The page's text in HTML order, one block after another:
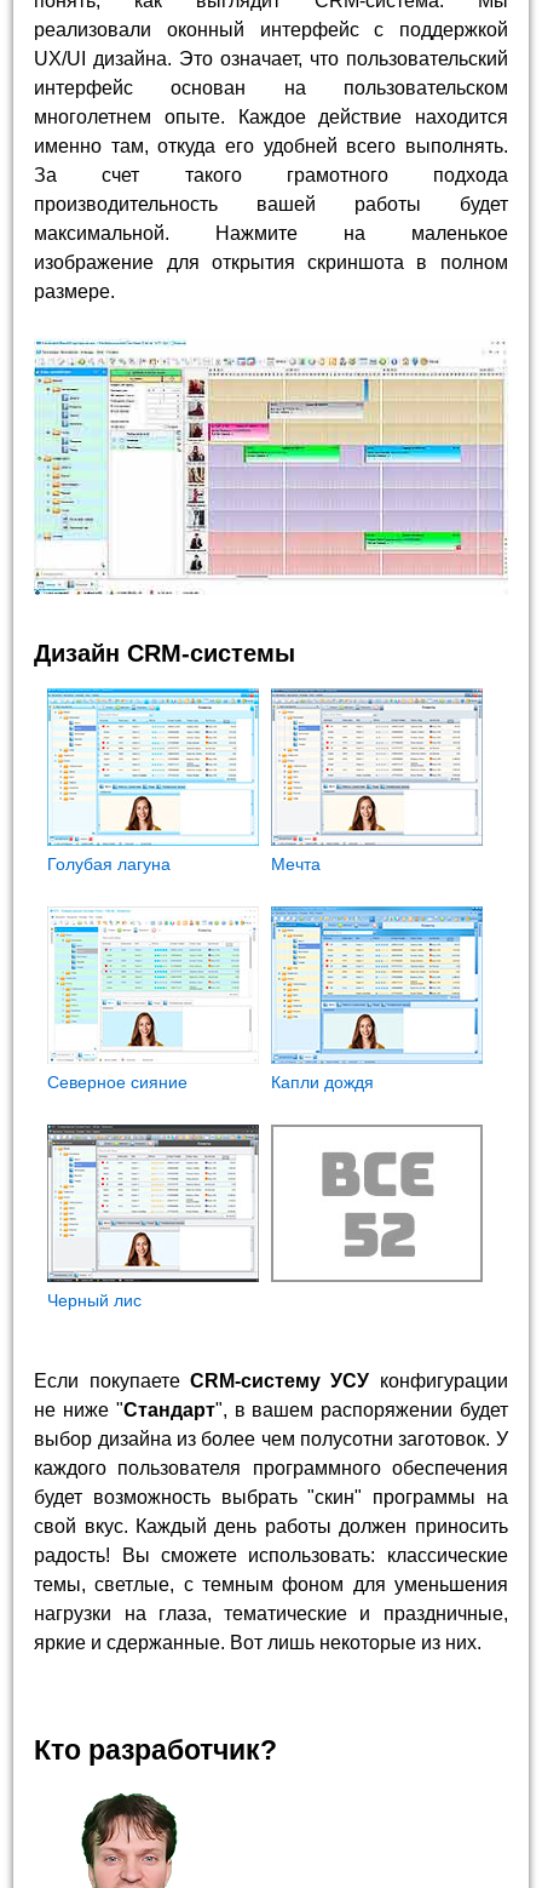
реализовали оконный интерфейс с поддержкой
UX/UI дизайна. Это означает, что пользовательский
интерфейс основан на пользовательском
многолетнем опыте. Каждое действие находится
именно там, откуда его удобней всего выполнять.
За счет такого грамотного подхода
производительность вашей работы будет
максимальной. Нажмите на маленькое
изображение для открытия скриншота в полном
размере.
Дизайн CRM-системы
Голубая лагуна Мечта
Северное сияние Капли дождя
Черный лис
Если покупаете CRM-систему УСУ конфигурации
не ниже "Стандарт", в вашем распоряжении будет
выбор дизайна из более чем полусотни заготовок. У
каждого пользователя программного обеспечения
будет возможность выбрать "скин" программы на
свой вкус. Каждый день работы должен приносить
радость! Вы сможете использовать: классические
темы, светлые, с темным фоном для уменьшения
нагрузки на глаза, тематические и праздничные,
яркие и сдержанные. Вот лишь некоторые из них.
Кто разработчик?